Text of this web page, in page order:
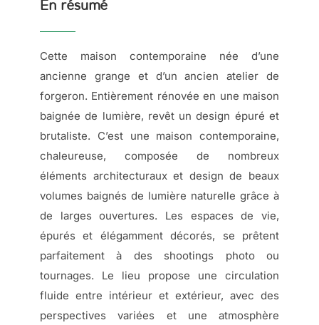
En résumé
Cette maison contemporaine née d’une
ancienne grange et d’un ancien atelier de
forgeron. Entièrement rénovée en une maison
baignée de lumière, revêt un design épuré et
brutaliste. C’est une maison contemporaine,
chaleureuse, composée de nombreux
éléments architecturaux et design de beaux
volumes baignés de lumière naturelle grâce à
de larges ouvertures. Les espaces de vie,
épurés et élégamment décorés, se prêtent
parfaitement à des shootings photo ou
tournages. Le lieu propose une circulation
fluide entre intérieur et extérieur, avec des
perspectives variées et une atmosphère